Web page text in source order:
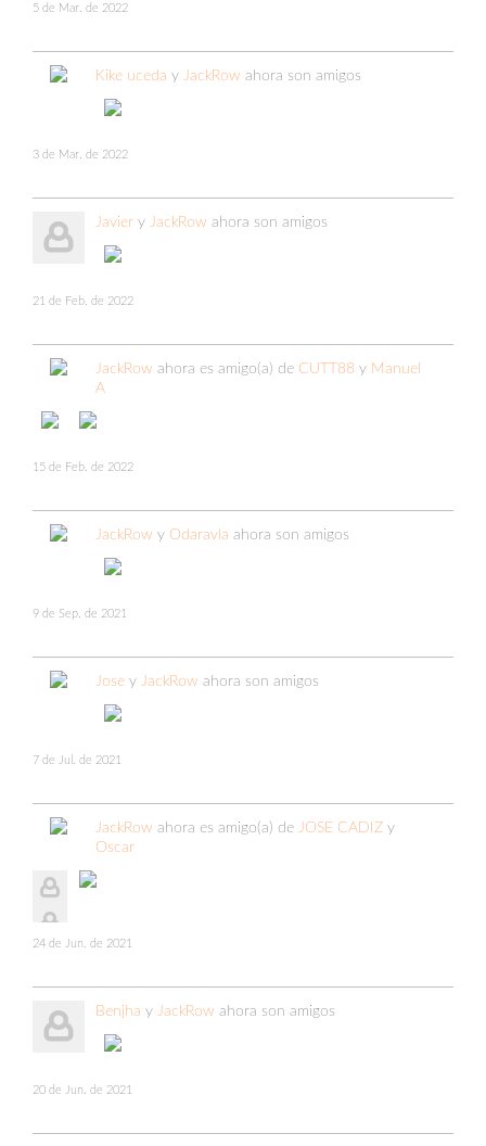
5 de Mar. de 2022
Kike uceda y JackRow ahora son amigos
3 de Mar. de 2022
Javier y JackRow ahora son amigos
21 de Feb. de 2022
JackRow ahora es amigo(a) de CUTT88 y Manuel
A
15 de Feb. de 2022
JackRow y Odaravla ahora son amigos
9 de Sep. de 2021
Jose y JackRow ahora son amigos
7 de Jul. de 2021
JackRow ahora es amigo(a) de JOSE CADIZ y
Oscar
24 de Jun. de 2021
Benjha y JackRow ahora son amigos
20 de Jun. de 2021